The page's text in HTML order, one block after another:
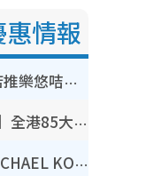
情報
長者優惠｜OK便利店推樂悠咭優惠！買麵包/牛奶/保健品拍卡即減
【8月生日優惠2026】全港85大食買玩著數攻略 自助餐/火鍋放題同行免費＋誠品/DONKI送現金券
開倉優惠｜銅鑼灣MICHAEL KORS開倉低至17折！直擊$500起買手袋/銀包/鞋款 必買經典Jet Set系列